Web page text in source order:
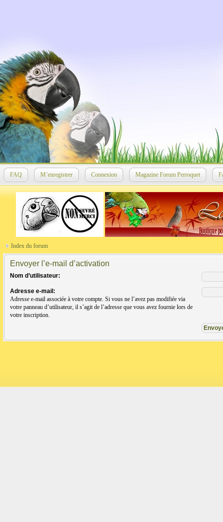
FAQ M’enregistrer Connexion Magazine Forum Perroquet
Index du forum
Envoyer l’e-mail d’activation
Nom d’utilisateur:
Adresse e-mail:
Adresse e-mail associée à votre compte. Si vous ne l’avez pas modifiée via
votre panneau d’utilisateur, il s’agit de l’adresse que vous avez fournie lors de
votre inscription.